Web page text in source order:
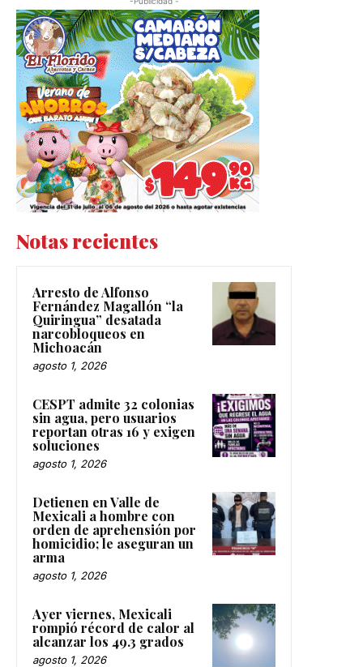
Notas recientes
Arresto de Alfonso
Fernández Magallón “la
Quiringua” desatada
narcobloqueos en
Michoacán
agosto 1, 2026
CESPT admite 32 colonias
sin agua, pero usuarios
reportan otras 16 y exigen
soluciones
agosto 1, 2026
Detienen en Valle de
Mexicali a hombre con
orden de aprehensión por
homicidio; le aseguran un
arma
agosto 1, 2026
Ayer viernes, Mexicali
rompió récord de calor al
alcanzar los 49.3 grados
agosto 1, 2026